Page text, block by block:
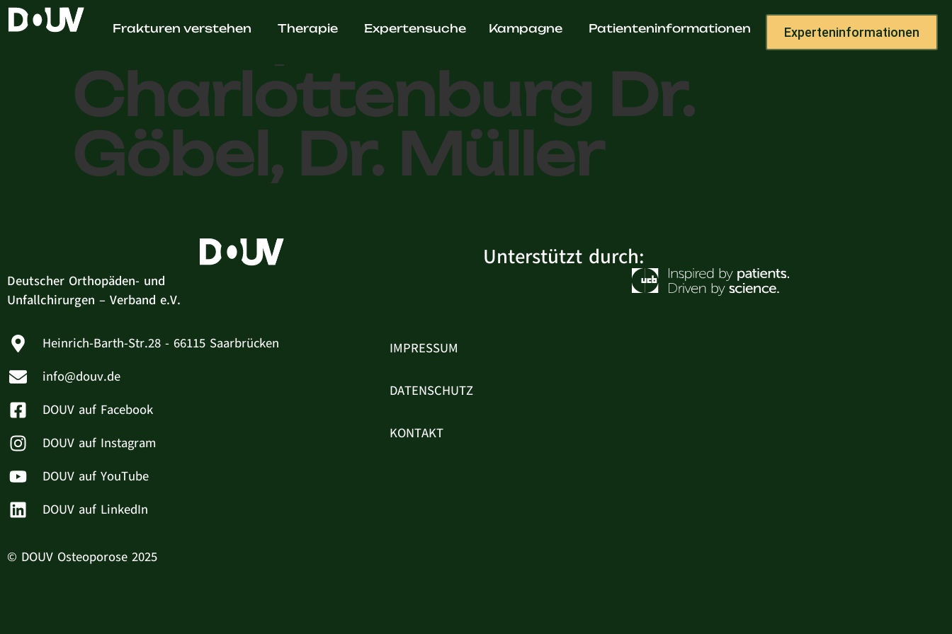
Frakturen verstehen Therapie Expertensuche Kampagne Patienteninformationen Experteninformationen
Orthopädie
Charlottenburg Dr.
Göbel, Dr. Müller
Deutscher Orthopäden- und
Unfallchirurgen – Verband e.V.
Unterstützt durch:
Heinrich-Barth-Str.28 - 66115 Saarbrücken
info@douv.de
DOUV auf Facebook
DOUV auf Instagram
DOUV auf YouTube
DOUV auf LinkedIn
IMPRESSUM
DATENSCHUTZ
KONTAKT
© DOUV Osteoporose 2025